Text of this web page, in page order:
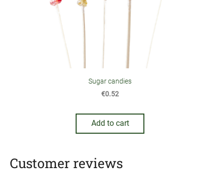
Sugar candies
€0.52
Add to cart
Customer reviews